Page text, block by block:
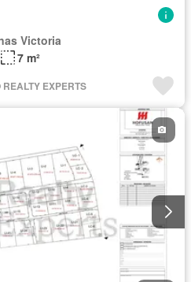
Victoria
7 m²
EXPERTS